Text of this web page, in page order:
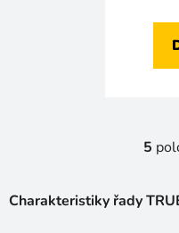
5
Charakteristiky řady